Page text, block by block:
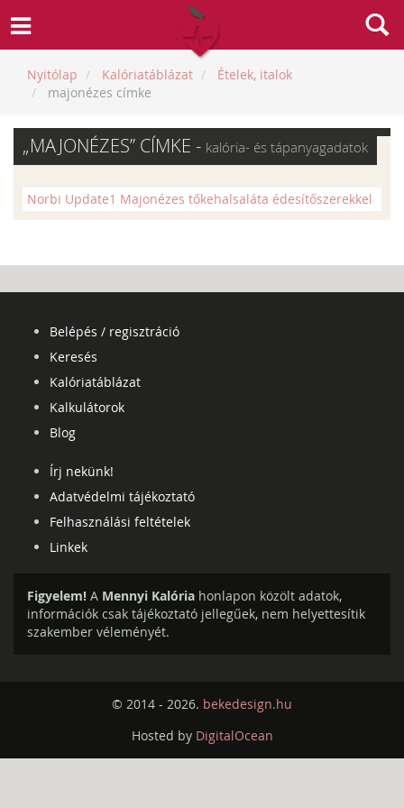
Nyitólap Kalóriatáblázat
Ételek, italok
majonézes címke
„MAJONÉZES” CÍMKE - kalória- és tápanyagadatok
Norbi Update1 Majonézes tőkehalsaláta édesítőszerekkel
Belépés / regisztráció
Keresés
Kalóriatáblázat
Kalkulátorok
Blog
Írj nekünk!
Adatvédelmi tájékoztató
Felhasználási feltételek
Linkek
Figyelem! A Mennyi Kalória honlapon közölt adatok,
információk csak tájékoztató jellegűek, nem helyettesítik
szakember véleményét.
© 2014 - 2026. bekedesign.hu
Hosted by DigitalOcean